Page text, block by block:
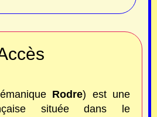
Rodre) est une
située dans le